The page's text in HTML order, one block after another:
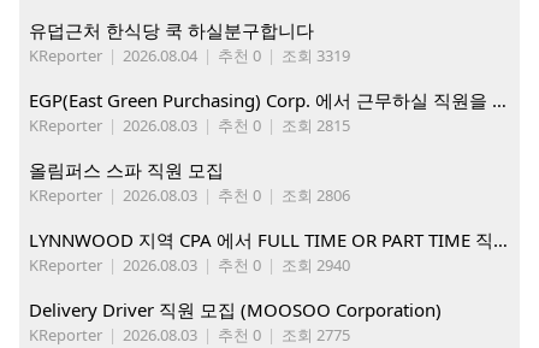
유덥근처 한식당 쿡 하실분구합니다
KReporter | 2026.08.04 | 추천 0 | 조회 3319
EGP(East Green Purchasing) Corp. 에서 근무하실 직원을 아래와 같이 모집합니다.
KReporter | 2026.08.03 | 추천 0 | 조회 2815
올림퍼스 스파 직원 모집
KReporter | 2026.08.03 | 추천 0 | 조회 2806
LYNNWOOD 지역 CPA 에서 FULL TIME OR PART TIME 직원을 찾습니다
KReporter | 2026.08.03 | 추천 0 | 조회 2940
Delivery Driver 직원 모집 (MOOSOO Corporation)
KReporter | 2026.08.03 | 추천 0 | 조회 2775